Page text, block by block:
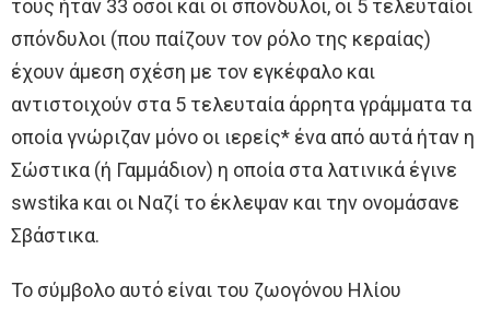
τους ήταν 33 όσοι και οι σπόνδυλοι, οι 5 τελευταίοι
σπόνδυλοι (που παίζουν τον ρόλο της κεραίας)
έχουν άμεση σχέση με τον εγκέφαλο και
αντιστοιχούν στα 5 τελευταία άρρητα γράμματα τα
οποία γνώριζαν μόνο οι ιερείς* ένα από αυτά ήταν η
Σώστικα (ή Γαμμάδιον) η οποία στα λατινικά έγινε
swstika και οι Ναζί το έκλεψαν και την ονομάσανε
Σβάστικα.
Το σύμβολο αυτό είναι του ζωογόνου Ηλίου